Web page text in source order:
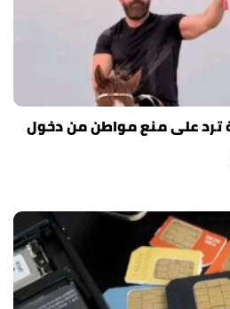
ترد على منع مواطن من دخول